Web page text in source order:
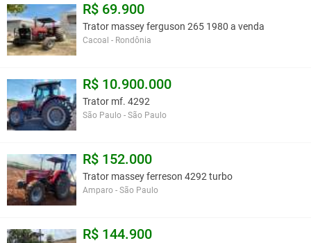
R$ 69.900
Trator massey ferguson 265 1980 a venda
Cacoal - Rondônia
R$ 10.900.000
Trator mf. 4292
São Paulo - São Paulo
R$ 152.000
Trator massey ferreson 4292 turbo
Amparo - São Paulo
R$ 144.900